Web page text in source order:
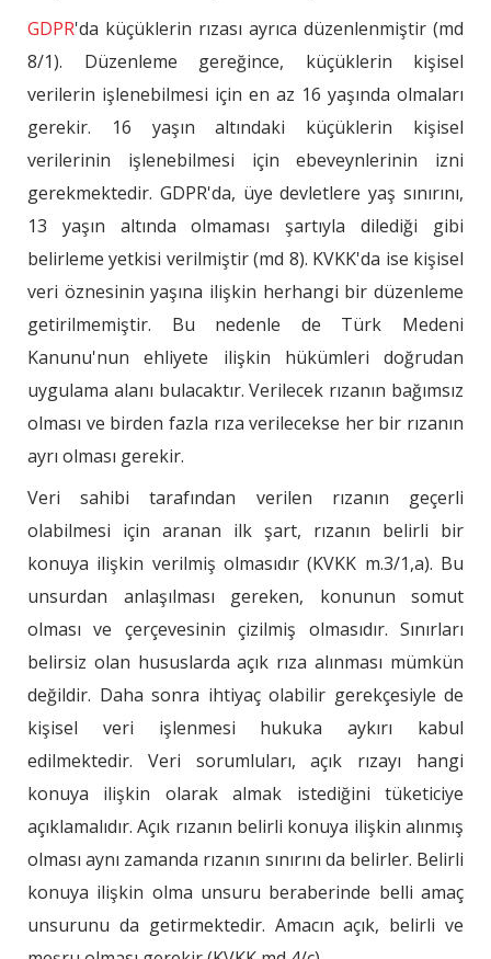
GDPR'da küçüklerin rızası ayrıca düzenlenmiştir (md
8/1). Düzenleme gereğince, küçüklerin kişisel
verilerin işlenebilmesi için en az 16 yaşında olmaları
gerekir. 16 yaşın altındaki küçüklerin kişisel
verilerinin işlenebilmesi için ebeveynlerinin izni
gerekmektedir. GDPR'da, üye devletlere yaş sınırını,
13 yaşın altında olmaması şartıyla dilediği gibi
belirleme yetkisi verilmiştir (md 8). KVKK'da ise kişisel
veri öznesinin yaşına ilişkin herhangi bir düzenleme
getirilmemiştir. Bu nedenle de Türk Medeni
Kanunu'nun ehliyete ilişkin hükümleri doğrudan
uygulama alanı bulacaktır. Verilecek rızanın bağımsız
olması ve birden fazla rıza verilecekse her bir rızanın
ayrı olması gerekir.
Veri sahibi tarafından verilen rızanın geçerli
olabilmesi için aranan ilk şart, rızanın belirli bir
konuya ilişkin verilmiş olmasıdır (KVKK m.3/1,a). Bu
unsurdan anlaşılması gereken, konunun somut
olması ve çerçevesinin çizilmiş olmasıdır. Sınırları
belirsiz olan hususlarda açık rıza alınması mümkün
değildir. Daha sonra ihtiyaç olabilir gerekçesiyle de
kişisel veri işlenmesi hukuka aykırı kabul
edilmektedir. Veri sorumluları, açık rızayı hangi
konuya ilişkin olarak almak istediğini tüketiciye
açıklamalıdır. Açık rızanın belirli konuya ilişkin alınmış
olması aynı zamanda rızanın sınırını da belirler. Belirli
konuya ilişkin olma unsuru beraberinde belli amaç
unsurunu da getirmektedir. Amacın açık, belirli ve